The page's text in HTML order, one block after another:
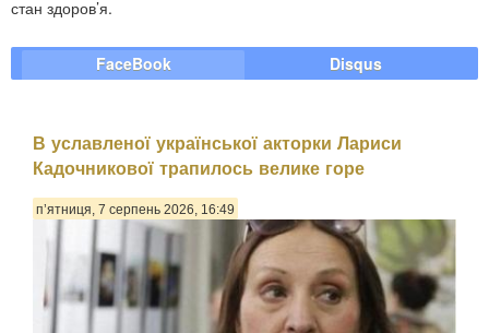
стан здоров’я.
FaceBook Disqus
В уславленої української акторки Лариси
Кадочникової трапилось велике горе
п’ятниця, 7 серпень 2026, 16:49